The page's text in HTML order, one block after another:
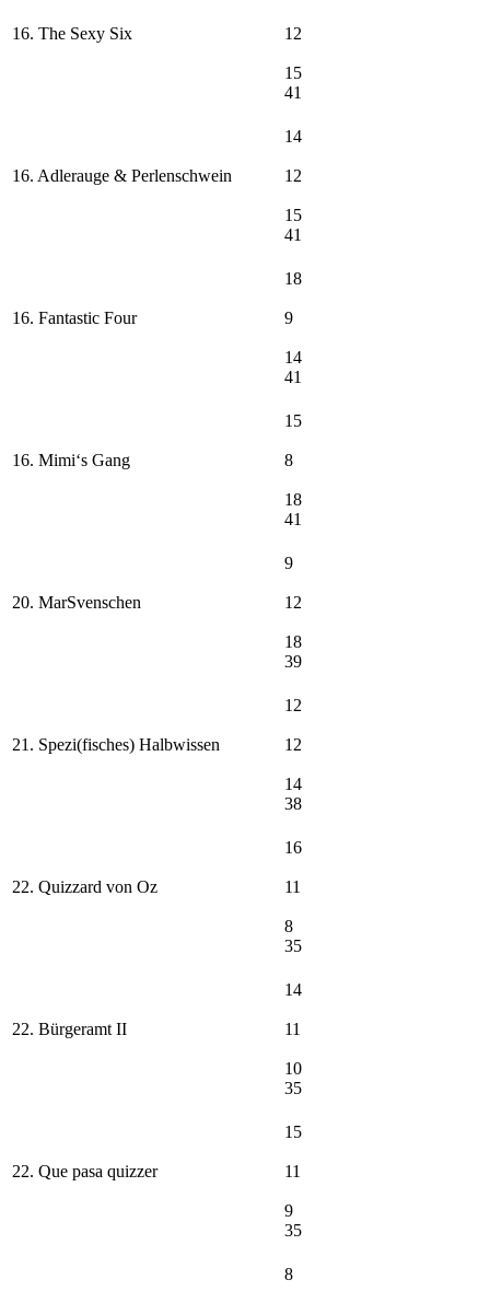
16. The Sexy Six 12
15
41
16. Adlerauge & Perlenschwein
14
12
15
41
16. Fantastic Four
18
9
14
41
16. Mimi‘s Gang
15
8
18
41
20. MarSvenschen
9
12
18
39
21. Spezi(fisches) Halbwissen
12
12
14
38
22. Quizzard von Oz
16
11
8
35
22. Bürgeramt II
14
11
10
35
22. Que pasa quizzer
15
11
9
35
8